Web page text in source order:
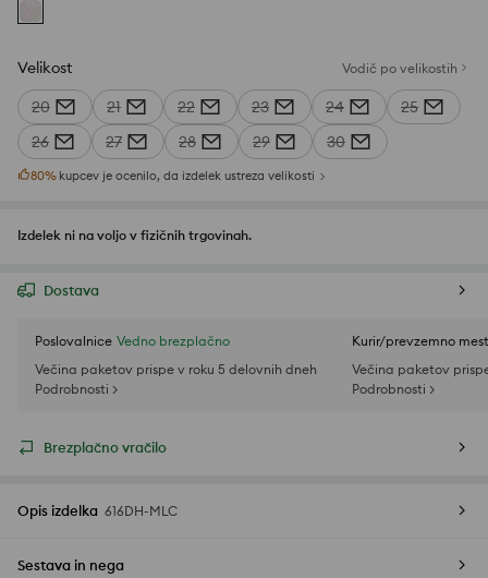
Velikost Vodič po velikostih
20 21 22 23 24
25
26
27 28 29 30
80% kupcev je ocenilo, da izdelek ustreza velikosti
Izdelek ni na voljo v fizičnih trgovinah.
Dostava
Poslovalnice Vedno brezplačno
Večina paketov prispe v roku 5 delovnih dneh
Podrobnosti >
Kurir/prevzemno
Večina paketov
Podrobnosti >
Brezplačno vračilo
Opis izdelka 616DH-MLC
Sestava in nega